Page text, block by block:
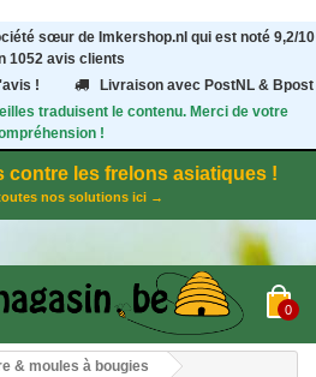
sœur de Imkershop.nl qui est noté 9,2/10
1052 avis clients
!
Livraison avec PostNL & Bpost
traduisent le contenu. Merci de votre
!
contre les frelons asiatiques !
nos solutions ici →
0
& moules à bougies